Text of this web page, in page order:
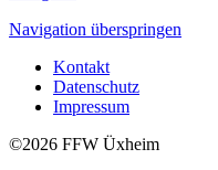
Navigation überspringen
Kontakt
Datenschutz
Impressum
©2026 FFW Üxheim